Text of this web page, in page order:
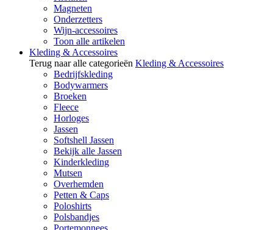
Magneten
Onderzetters
Wijn-accessoires
Toon alle artikelen
Kleding & Accessoires
Terug naar alle categorieën Kleding & Accessoires
Bedrijfskleding
Bodywarmers
Broeken
Fleece
Horloges
Jassen
Softshell Jassen
Bekijk alle Jassen
Kinderkleding
Mutsen
Overhemden
Petten & Caps
Poloshirts
Polsbandjes
Portemonnees